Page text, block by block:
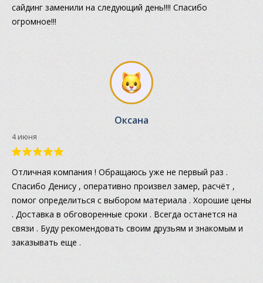
сайдинг заменили на следующий день!!!! Спасибо
огромное!!!
Оксана
4 июня
Отличная компания ! Обращаюсь уже не первый раз .
Спасибо Денису , оперативно произвел замер, расчёт ,
помог определиться с выбором материала . Хорошие цены
. Доставка в обговоренные сроки . Всегда останется на
связи . Буду рекомендовать своим друзьям и знакомым и
заказывать еще .